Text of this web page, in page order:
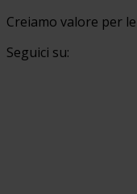
Creiamo valore per
Seguici su: